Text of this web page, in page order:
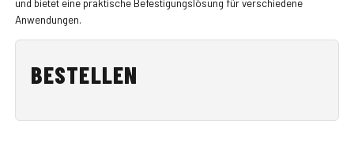
und bietet eine praktische Befestigungslösung für verschiedene
Anwendungen.
BESTELLEN